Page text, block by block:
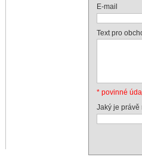
E-mail
Text pro
* povinné
Jaký je právě